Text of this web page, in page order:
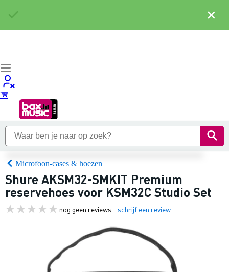
Microfoon-cases & hoezen
Shure AKSM32-SMKIT Premium
reservehoes voor KSM32C Studio Set
nog geen reviews schrijf een review
×